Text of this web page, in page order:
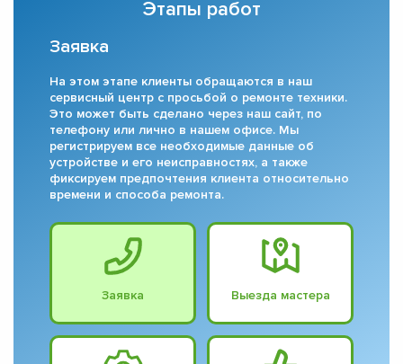
Этапы работ
Заявка
На этом этапе клиенты обращаются в наш
сервисный центр с просьбой о ремонте техники.
Это может быть сделано через наш сайт, по
телефону или лично в нашем офисе. Мы
регистрируем все необходимые данные об
устройстве и его неисправностях, а также
фиксируем предпочтения клиента относительно
времени и способа ремонта.
Заявка Выезда мастера